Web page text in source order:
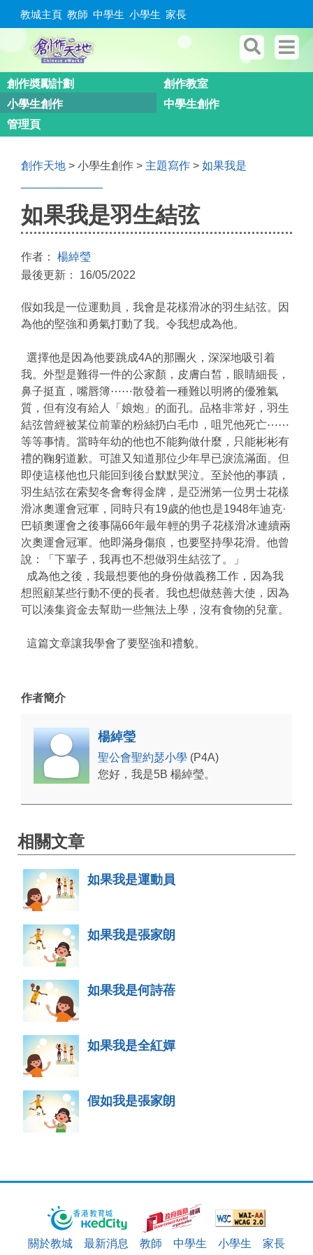
教城主頁 教師 中學生 小學生 家長
創作奬勵計劃
創作教室
小學生創作
中學生創作
管理頁
創作天地 > 小學生創作 > 主題寫作 > 如果我是
如果我是羽生結弦
作者： 楊綽瑩
最後更新： 16/05/2022
假如我是一位運動員，我會是花樣滑冰的羽生結弦。因
為他的堅強和勇氣打動了我。令我想成為他。
選擇他是因為他要跳成4A的那團火，深深地吸引着
我。外型是難得一件的公家顏，皮膚白皙，眼睛細長，
鼻子挺直，嘴唇簿⋯⋯散發着一種難以明將的優雅氣
質，但有沒有給人「娘炮」的面孔。品格非常好，羽生
結弦曾經被某位前輩的粉絲扔白毛巾，咀咒他死亡⋯⋯
等等事情。當時年幼的他也不能夠做什麼，只能彬彬有
禮的鞠躬道歉。可誰又知道那位少年早已淚流滿面。但
即使這樣他也只能回到後台默默哭泣。至於他的事蹟，
羽生結弦在索契冬會奪得金牌，是亞洲第一位男士花樣
滑冰奧運會冠軍，同時只有19歲的他也是1948年迪克·
巴頓奧運會之後事隔66年最年輕的男子花樣滑冰連續兩
次奧運會冠軍。他即滿身傷痕，也要堅持學花滑。他曾
說：「下輩子，我再也不想做羽生結弦了。」
成為他之後，我最想要他的身份做義務工作，因為我
想照顧某些行動不便的長者。我也想做慈善大使，因為
可以湊集資金去幫助一些無法上學，沒有食物的兒童。
這篇文章讓我學會了要堅強和禮貌。
作者簡介
楊綽瑩
聖公會聖約瑟小學 (P4A)
您好，我是5B 楊綽瑩。
相關文章
如果我是運動員
如果我是張家朗
如果我是何詩蓓
如果我是全紅嬋
假如我是張家朗
關於教城 最新消息 教師 中學生 小學生 家長